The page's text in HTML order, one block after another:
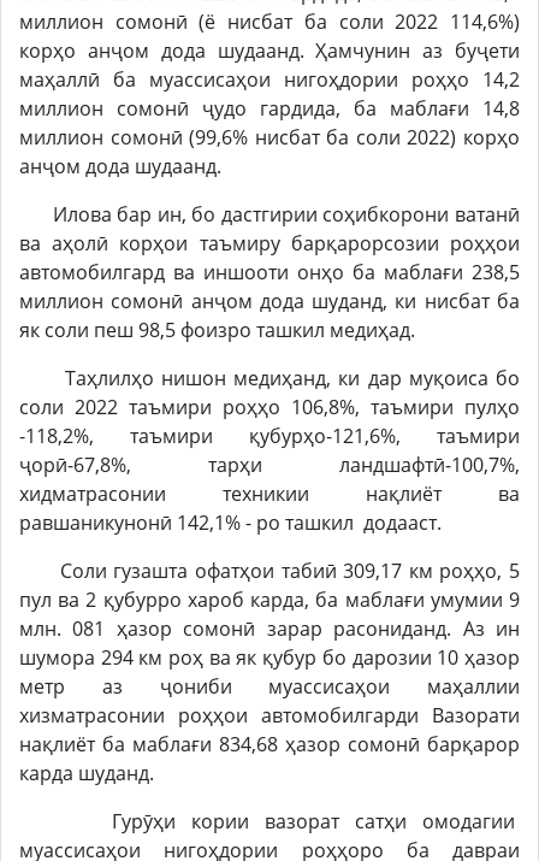
миллион сомонӣ (ё нисбат ба соли 2022 114,6%)
корҳо анҷом дода шудаанд. Ҳамчунин аз буҷети
маҳаллӣ ба муассисаҳои нигоҳдории роҳҳо 14,2
миллион сомонӣ ҷудо гардида, ба маблағи 14,8
миллион сомонӣ (99,6% нисбат ба соли 2022) корҳо
анҷом дода шудаанд.
Илова бар ин, бо дастгирии соҳибкорони ватанӣ
ва аҳолӣ корҳои таъмиру барқарорсозии роҳҳои
автомобилгард ва иншооти онҳо ба маблағи 238,5
миллион сомонӣ анҷом дода шуданд, ки нисбат ба
як соли пеш 98,5 фоизро ташкил медиҳад.
Таҳлилҳо нишон медиҳанд, ки дар муқоиса бо
соли 2022 таъмири роҳҳо 106,8%, таъмири пулҳо
-118,2%, таъмири қубурҳо-121,6%, таъмири
ҷорӣ-67,8%, тарҳи ландшафтӣ-100,7%,
хидматрасонии техникии нақлиёт ва
равшаникунонӣ 142,1% - ро ташкил додааст.
Соли гузашта офатҳои табиӣ 309,17 км роҳҳо, 5
пул ва 2 қубурро хароб карда, ба маблағи умумии 9
млн. 081 ҳазор сомонӣ зарар расониданд. Аз ин
шумора 294 км роҳ ва як қубур бо дарозии 10 ҳазор
метр аз ҷониби муассисаҳои маҳаллии
хизматрасонии роҳҳои автомобилгарди Вазорати
нақлиёт ба маблағи 834,68 ҳазор сомонӣ барқарор
карда шуданд.
Гурӯҳи кории вазорат сатҳи омодагии
муассисаҳои нигоҳдории роҳҳоро ба давраи